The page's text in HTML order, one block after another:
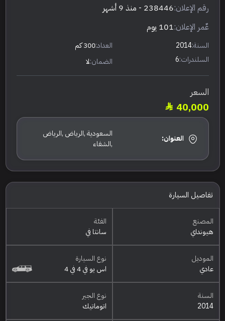
رقم الإعلان:238446 - منذ 9 أشهر
عٌمر الإعلان:101 يوم
السنة:2014 العداد:300 كم
السلندرات:6 الضمان:لا
السعر
40,000
العنوان:
السعودية ,الرياض ,الرياض
,الشفاء
تفاصيل السيارة
المصنع
هيونداي
الفئة
سانتا في
الموديل
عادي
نوع السيارة
اس يو في 4 في 4
السنة
2014
نوع الجير
اتوماتيك